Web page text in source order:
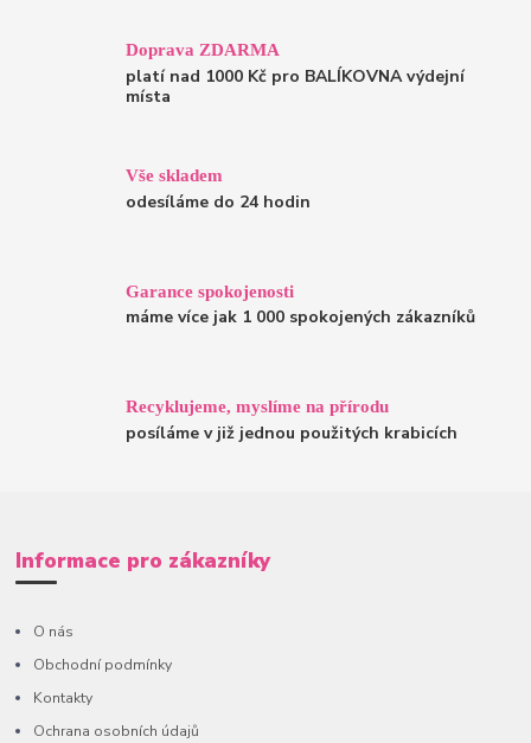
Doprava ZDARMA
platí nad 1000 Kč pro BALÍKOVNA výdejní
místa
Vše skladem
odesíláme do 24 hodin
Garance spokojenosti
máme více jak 1 000 spokojených zákazníků
Recyklujeme, myslíme na přírodu
posíláme v již jednou použitých krabicích
Informace pro zákazníky
O nás
Obchodní podmínky
Kontakty
Ochrana osobních údajů